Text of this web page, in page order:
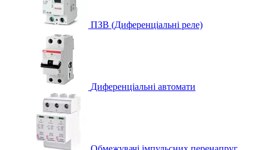
ПЗВ (Диференціальні реле)
Диференціальні автомати